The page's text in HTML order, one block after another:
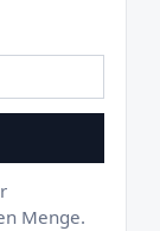
Menge.